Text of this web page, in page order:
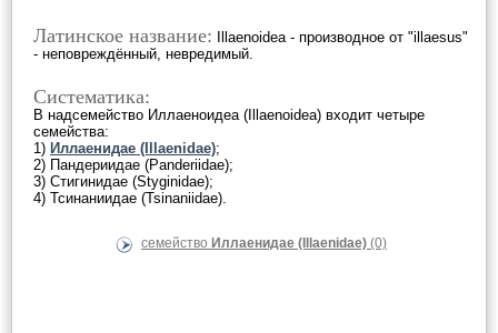
Латинское название: Illaenoidea - производное от "illaesus"
- неповреждённый, невредимый.
Систематика:
В надсемейство Иллаеноидеа (Illaenoidea) входит четыре
семейства:
1) Иллаенидае (Illaenidae);
2) Пандериидае (Panderiidae);
3) Стигинидае (Styginidae);
4) Тсинаниидае (Tsinaniidae).
семейство Иллаенидае (Illaenidae) (0)